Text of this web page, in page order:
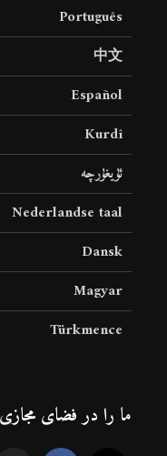
Português
中文
Español
Kurdî
ئۇيغۇرچە
Nederlandse taal
Dansk
Magyar
Türkmence
ما را در فضای